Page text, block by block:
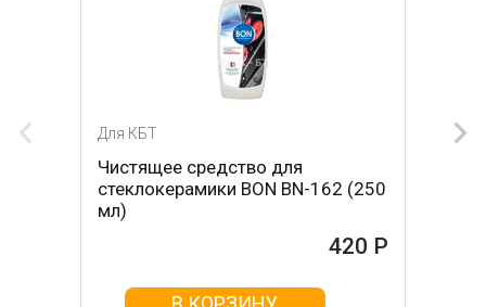
Для КБТ
Чистящее средство для
стеклокерамики BON BN-162 (250
мл)
420 Р
Для КБТ
Скребок для ухода за
стеклокерамикой BON BN-603
В КОРЗИНУ